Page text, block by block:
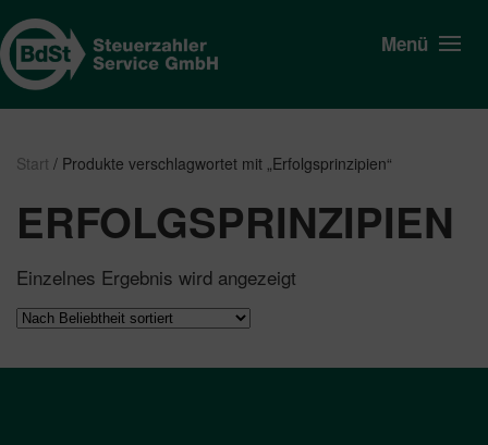
Menü
Start / Produkte verschlagwortet mit „Erfolgsprinzipien“
ERFOLGSPRINZIPIEN
Einzelnes Ergebnis wird angezeigt